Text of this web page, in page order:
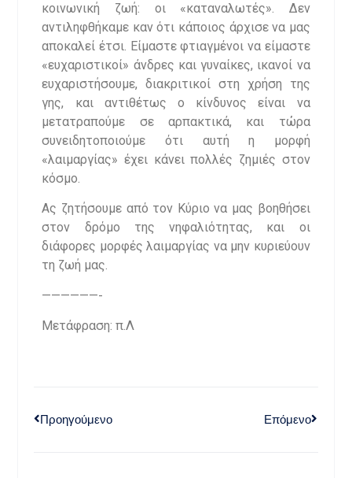
κοινωνική ζωή: οι «καταναλωτές». Δεν
αντιληφθήκαμε καν ότι κάποιος άρχισε να μας
αποκαλεί έτσι. Είμαστε φτιαγμένοι να είμαστε
«ευχαριστικοί» άνδρες και γυναίκες, ικανοί να
ευχαριστήσουμε, διακριτικοί στη χρήση της
γης, και αντιθέτως ο κίνδυνος είναι να
μετατραπούμε σε αρπακτικά, και τώρα
συνειδητοποιούμε ότι αυτή η μορφή
«λαιμαργίας» έχει κάνει πολλές ζημιές στον
κόσμο.
Ας ζητήσουμε από τον Κύριο να μας βοηθήσει
στον δρόμο της νηφαλιότητας, και οι
διάφορες μορφές λαιμαργίας να μην κυριεύουν
τη ζωή μας.
——————-
Μετάφραση: π.Λ
Προηγούμενο Επόμενο